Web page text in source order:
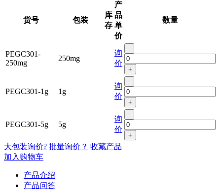
货号 包装
库
存
产
品
单
价
数量
PEGC301-
250mg
250mg
询
价
-
+
PEGC301-1g 1g
询
价
-
+
PEGC301-5g 5g
询
价
-
+
大包装询价? 批量询价？ 收藏产品
加入购物车
产品介绍
产品问答